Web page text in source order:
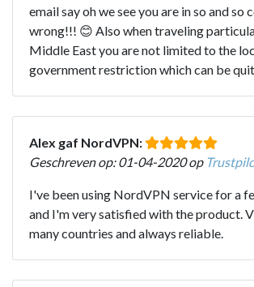
email say oh we see you are in so and so
wrong!!! 😊 Also when traveling
Middle East you are not limited to the
government restriction which can be
Alex gaf NordVPN:
Geschreven op: 01-04-2020 op
I've been using NordVPN service for a
and I'm very satisfied with the product.
many countries and always reliable.